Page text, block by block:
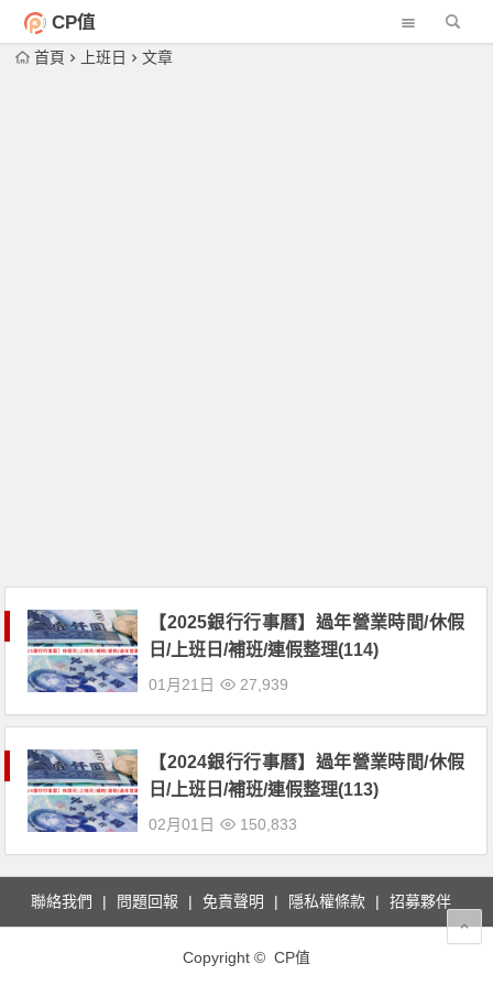
CP值
首頁 上班日 文章
【2025銀行行事曆】過年營業時間/休假
日/上班日/補班/連假整理(114)
01月21日 27,939
【2024銀行行事曆】過年營業時間/休假
日/上班日/補班/連假整理(113)
02月01日 150,833
聯絡我們 問題回報 免責聲明 隱私權條款 招募夥伴
Copyright © CP值